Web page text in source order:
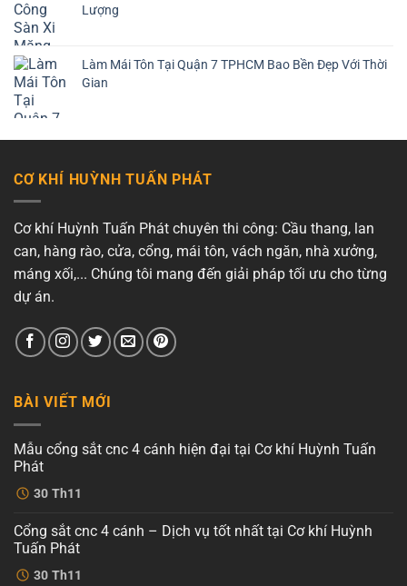
Lượng
Làm Mái Tôn Tại Quận 7 TPHCM Bao Bền Đẹp Với Thời
Gian
CƠ KHÍ HUỲNH TUẤN PHÁT
Cơ khí Huỳnh Tuấn Phát chuyên thi công: Cầu thang, lan
can, hàng rào, cửa, cổng, mái tôn, vách ngăn, nhà xưởng,
máng xối,... Chúng tôi mang đến giải pháp tối ưu cho từng
dự án.
BÀI VIẾT MỚI
30 Th11
Mẫu cổng sắt cnc 4 cánh hiện đại tại Cơ khí Huỳnh Tuấn
Phát
Không
có
luận
ở
Mẫu
cổng
sắt
cnc 30 Th11
Cổng sắt cnc 4 cánh – Dịch vụ tốt nhất tại Cơ khí Huỳnh
Tuấn Phát
Không
có